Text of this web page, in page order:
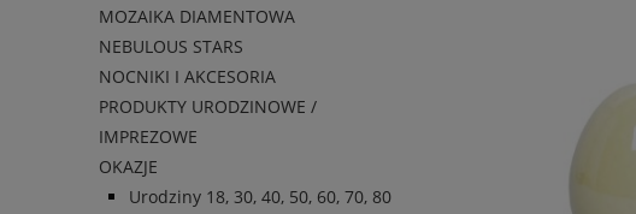
MOZAIKA DIAMENTOWA
NEBULOUS STARS
NOCNIKI I AKCESORIA
PRODUKTY URODZINOWE /
IMPREZOWE
OKAZJE
Urodziny 18, 30, 40, 50, 60, 70, 80